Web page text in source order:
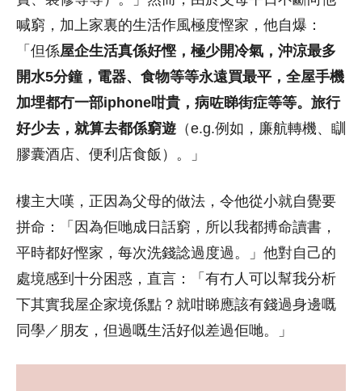
喊窮，加上家裏的生活作風極度慳家，他自爆：
「但係屋企生活真係好慳，極少開冷氣，沖涼最多
開水5分鐘，電器、食物等等永遠買最平，全屋手機
加埋都冇一部iphone咁貴，病咗睇街症等等。旅行
好少去，就算去都係窮遊 （e.g.例如，廉航轉機、瞓
膠囊酒店、便利店食飯）。」
樓主大嘆，正因為父母的做法，令他從小就自覺要
拼命：「因為佢哋成日話窮，所以我都搏命讀書，
平時都好慳家，每次洗錢諗過度過。」他對自己的
處境感到十分困惑，直言：「有冇人可以幫我分析
下其實我屋企家境係點？就咁睇應該有錢過身邊嘅
同學／朋友，但過嘅生活好似差過佢哋。」